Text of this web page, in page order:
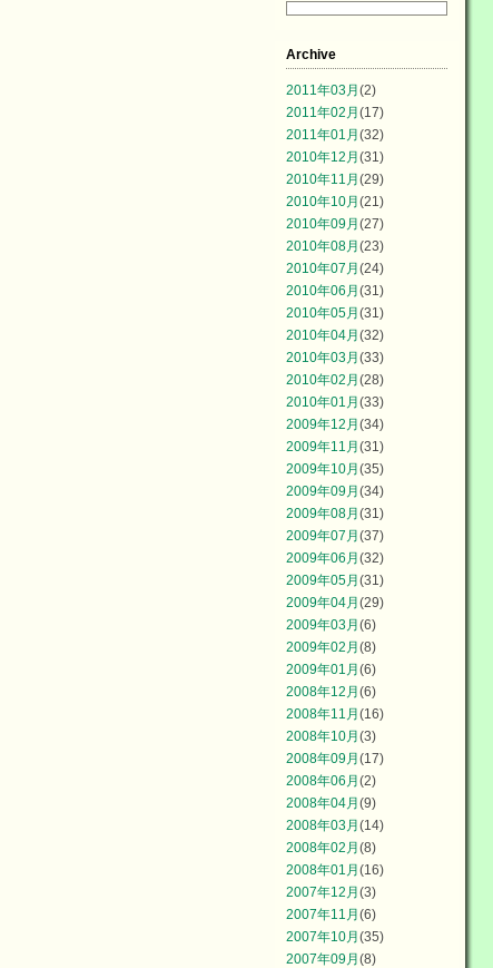
Archive
2011年03月(2)
2011年02月(17)
2011年01月(32)
2010年12月(31)
2010年11月(29)
2010年10月(21)
2010年09月(27)
2010年08月(23)
2010年07月(24)
2010年06月(31)
2010年05月(31)
2010年04月(32)
2010年03月(33)
2010年02月(28)
2010年01月(33)
2009年12月(34)
2009年11月(31)
2009年10月(35)
2009年09月(34)
2009年08月(31)
2009年07月(37)
2009年06月(32)
2009年05月(31)
2009年04月(29)
2009年03月(6)
2009年02月(8)
2009年01月(6)
2008年12月(6)
2008年11月(16)
2008年10月(3)
2008年09月(17)
2008年06月(2)
2008年04月(9)
2008年03月(14)
2008年02月(8)
2008年01月(16)
2007年12月(3)
2007年11月(6)
2007年10月(35)
2007年09月(8)